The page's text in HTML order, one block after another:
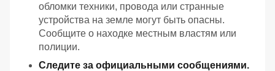
обломки техники, провода или странные
устройства на земле могут быть опасны.
Сообщите о находке местным властям или
полиции.
Следите за официальными сообщениями.